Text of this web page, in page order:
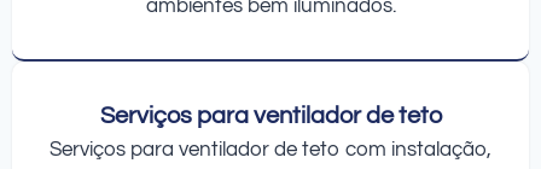
ambientes bem iluminados.
Serviços para ventilador de teto
Serviços para ventilador de teto com instalação,